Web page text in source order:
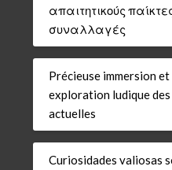
απαιτητικούς
συναλλαγές
Précieuse immersion
exploration ludique
actuelles
Curiosidades valiosas